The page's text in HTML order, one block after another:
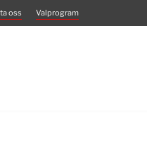
oss Valprogram